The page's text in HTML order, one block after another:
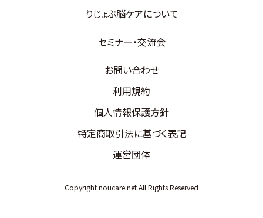
りじょぶ脳ケアについて
セミナー・交流会
お問い合わせ
利用規約
個人情報保護方針
特定商取引法に基づく表記
運営団体
Copyright noucare.net All Rights Reserved